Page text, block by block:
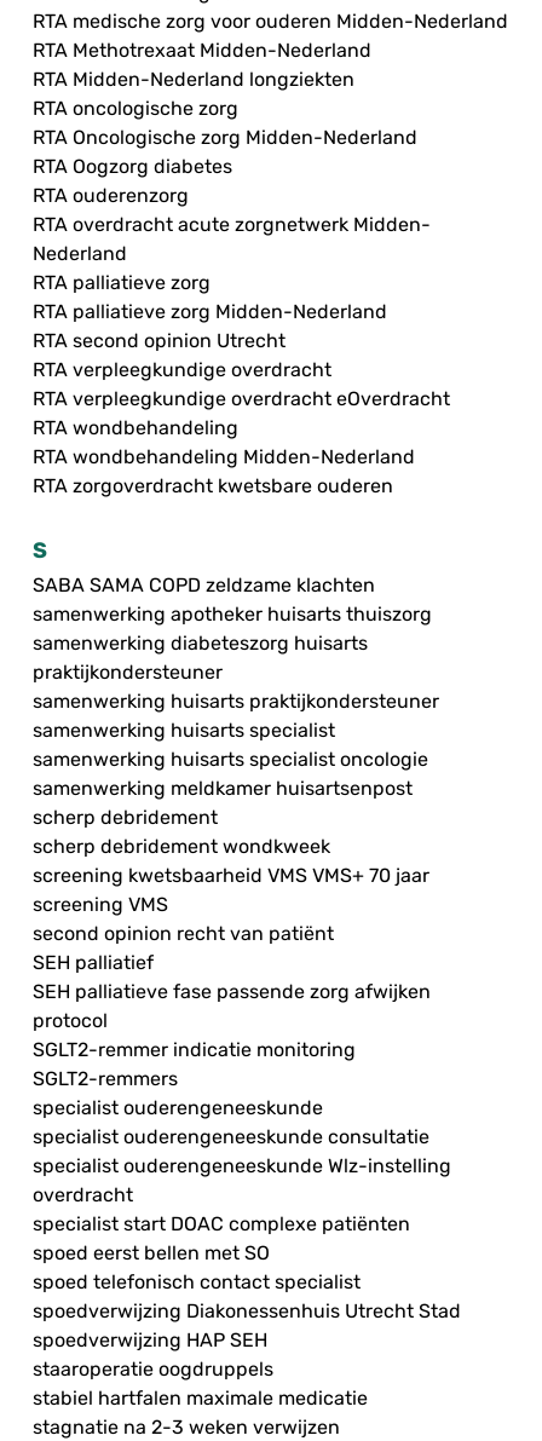
RTA medische zorg voor ouderen Midden-Nederland
RTA Methotrexaat Midden-Nederland
RTA Midden-Nederland longziekten
RTA oncologische zorg
RTA Oncologische zorg Midden-Nederland
RTA Oogzorg diabetes
RTA ouderenzorg
RTA overdracht acute zorgnetwerk Midden-
Nederland
RTA palliatieve zorg
RTA palliatieve zorg Midden-Nederland
RTA second opinion Utrecht
RTA verpleegkundige overdracht
RTA verpleegkundige overdracht eOverdracht
RTA wondbehandeling
RTA wondbehandeling Midden-Nederland
RTA zorgoverdracht kwetsbare ouderen
S
SABA SAMA COPD zeldzame klachten
samenwerking apotheker huisarts thuiszorg
samenwerking diabeteszorg huisarts
praktijkondersteuner
samenwerking huisarts praktijkondersteuner
samenwerking huisarts specialist
samenwerking huisarts specialist oncologie
samenwerking meldkamer huisartsenpost
scherp debridement
scherp debridement wondkweek
screening kwetsbaarheid VMS VMS+ 70 jaar
screening VMS
second opinion recht van patiënt
SEH palliatief
SEH palliatieve fase passende zorg afwijken
protocol
SGLT2-remmer indicatie monitoring
SGLT2-remmers
specialist ouderengeneeskunde
specialist ouderengeneeskunde consultatie
specialist ouderengeneeskunde Wlz-instelling
overdracht
specialist start DOAC complexe patiënten
spoed eerst bellen met SO
spoed telefonisch contact specialist
spoedverwijzing Diakonessenhuis Utrecht Stad
spoedverwijzing HAP SEH
staaroperatie oogdruppels
stabiel hartfalen maximale medicatie
stagnatie na 2-3 weken verwijzen